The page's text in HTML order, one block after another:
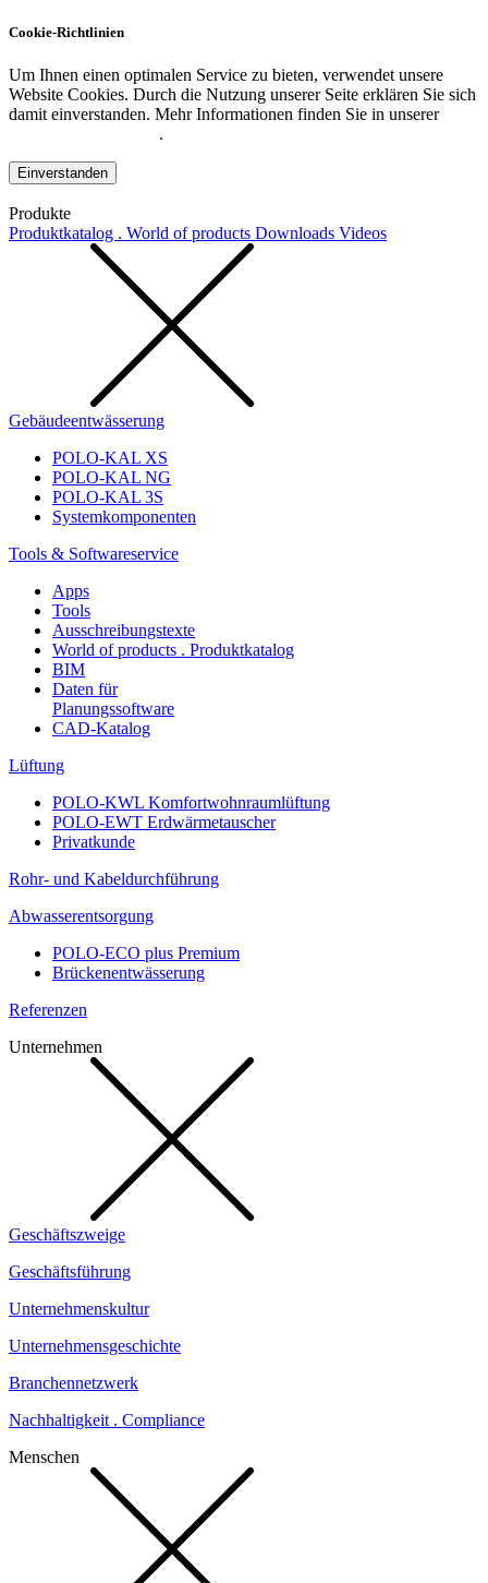
Cookie-Richtlinien
Um Ihnen einen optimalen Service zu bieten, verwendet unsere
Website Cookies. Durch die Nutzung unserer Seite erklären Sie sich
damit einverstanden. Mehr Informationen finden Sie in unserer
.
Einverstanden
Produkte
Produktkatalog . World of products Downloads Videos
Gebäudeentwässerung
POLO-KAL XS
POLO-KAL NG
POLO-KAL 3S
Systemkomponenten
Tools & Softwareservice
Apps
Tools
Ausschreibungstexte
World of products . Produktkatalog
BIM
Daten für
Planungssoftware
CAD-Katalog
Lüftung
POLO-KWL Komfortwohnraumlüftung
POLO-EWT Erdwärmetauscher
Privatkunde
Rohr- und Kabeldurchführung
Abwasserentsorgung
POLO-ECO plus Premium
Brückenentwässerung
Referenzen
Unternehmen
Geschäftszweige
Geschäftsführung
Unternehmenskultur
Unternehmensgeschichte
Branchennetzwerk
Nachhaltigkeit . Compliance
Menschen